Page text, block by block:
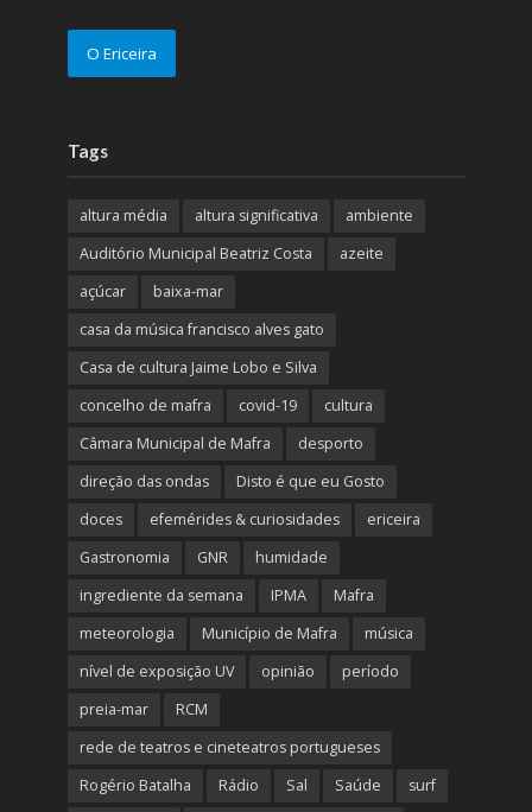
O Ericeira
Tags
altura média altura significativa
ambiente
Auditório Municipal Beatriz Costa
azeite
açúcar
baixa-mar
casa da música francisco alves gato
Casa de cultura Jaime Lobo e Silva
concelho de mafra
covid-19
cultura
Câmara Municipal de Mafra
desporto
direção das ondas
Disto é que eu Gosto
doces
efemérides & curiosidades
ericeira
Gastronomia
GNR
humidade
ingrediente da semana
IPMA
Mafra
meteorologia
Município de Mafra
música
nível de exposição UV
opinião
período
preia-mar
RCM
rede de teatros e cineteatros portugueses
Rogério Batalha
Rádio Sal Saúde surf